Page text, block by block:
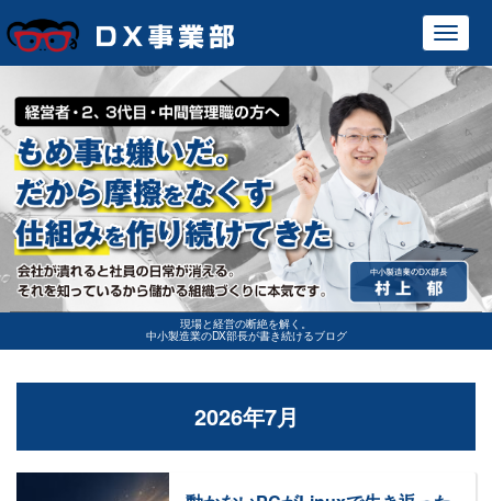
現場と経営の断絶を解く。
中小製造業のDX部長が書き続けるブログ
2026年7月